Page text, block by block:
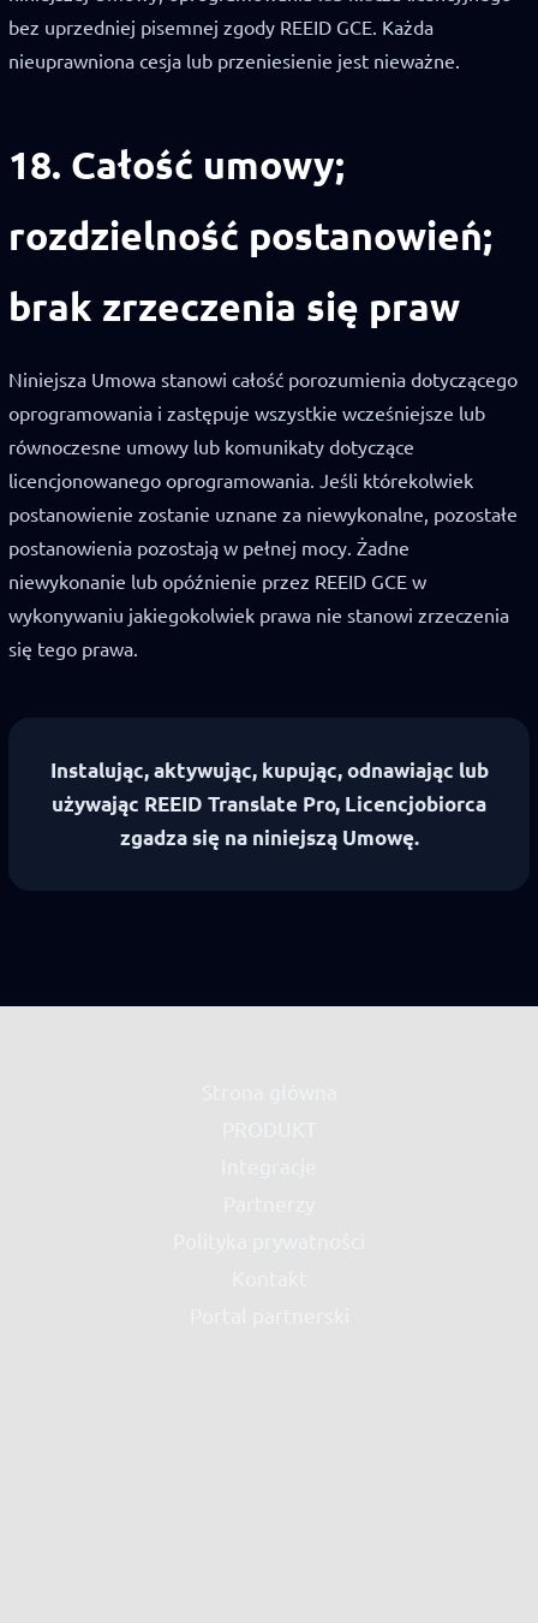
bez uprzedniej pisemnej zgody REEID GCE. Każda
nieuprawniona cesja lub przeniesienie jest nieważne.
18. Całość umowy;
rozdzielność postanowień;
brak zrzeczenia się praw
Niniejsza Umowa stanowi całość porozumienia dotyczącego
oprogramowania i zastępuje wszystkie wcześniejsze lub
równoczesne umowy lub komunikaty dotyczące
licencjonowanego oprogramowania. Jeśli którekolwiek
postanowienie zostanie uznane za niewykonalne, pozostałe
postanowienia pozostają w pełnej mocy. Żadne
niewykonanie lub opóźnienie przez REEID GCE w
wykonywaniu jakiegokolwiek prawa nie stanowi zrzeczenia
się tego prawa.
Instalując, aktywując, kupując, odnawiając lub
używając REEID Translate Pro, Licencjobiorca
zgadza się na niniejszą Umowę.